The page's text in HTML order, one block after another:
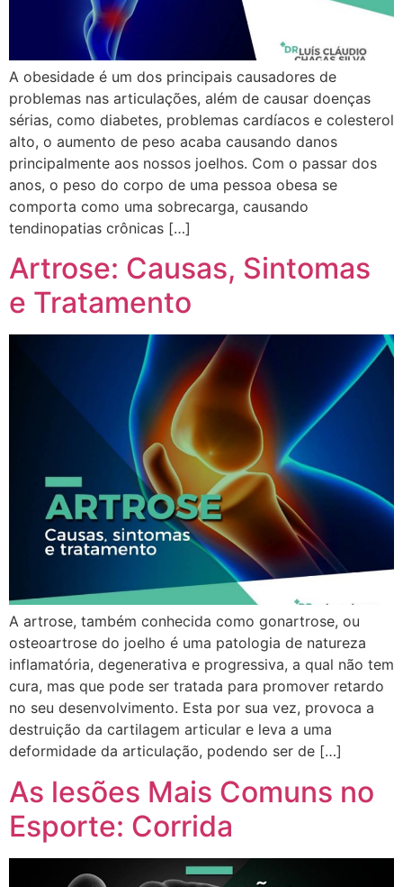
A obesidade é um dos principais causadores de
problemas nas articulações, além de causar doenças
sérias, como diabetes, problemas cardíacos e colesterol
alto, o aumento de peso acaba causando danos
principalmente aos nossos joelhos. Com o passar dos
anos, o peso do corpo de uma pessoa obesa se
comporta como uma sobrecarga, causando
tendinopatias crônicas […]
Artrose: Causas, Sintomas
e Tratamento
A artrose, também conhecida como gonartrose, ou
osteoartrose do joelho é uma patologia de natureza
inflamatória, degenerativa e progressiva, a qual não tem
cura, mas que pode ser tratada para promover retardo
no seu desenvolvimento. Esta por sua vez, provoca a
destruição da cartilagem articular e leva a uma
deformidade da articulação, podendo ser de […]
As lesões Mais Comuns no
Esporte: Corrida